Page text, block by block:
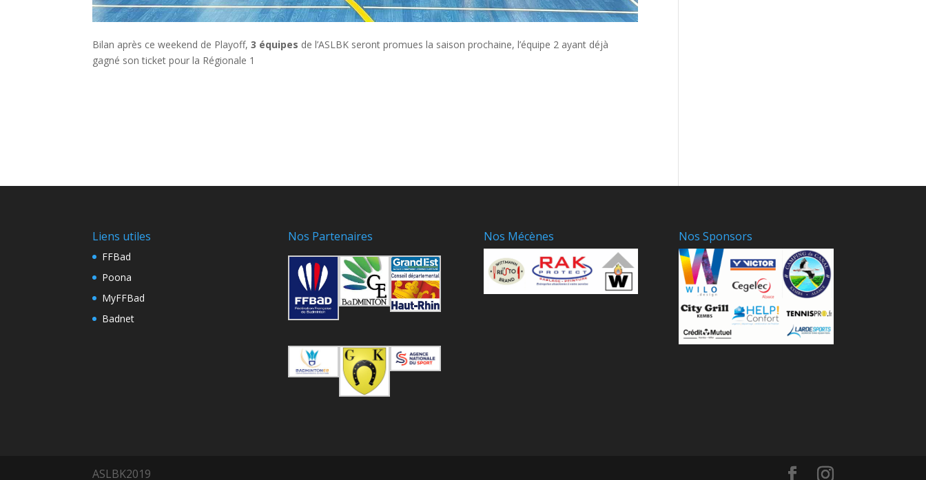
Bilan après ce weekend de Playoff,3 équipes de l’ASLBK seront promues la saison prochaine, l’équipe 2 ayant déjà
gagné son ticket pour la Régionale 1
Liens utiles
FFBad
Poona
MyFFBad
Badnet
Nos Partenaires Nos Mécènes Nos Sponsors
ASLBK2019